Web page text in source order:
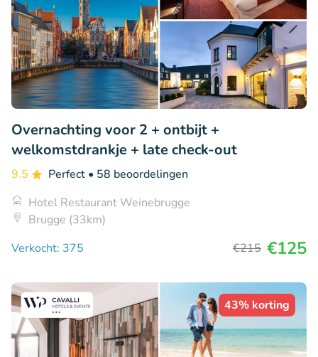
Overnachting voor 2 + ontbijt +
welkomstdrankje + late check-out
9.5 Perfect • 58 beoordelingen
Hotel Restaurant Weinebrugge
Brugge (33km)
Verkocht: 375
€215 €125
43% korting